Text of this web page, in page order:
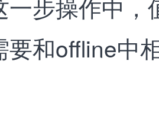
要和offline中